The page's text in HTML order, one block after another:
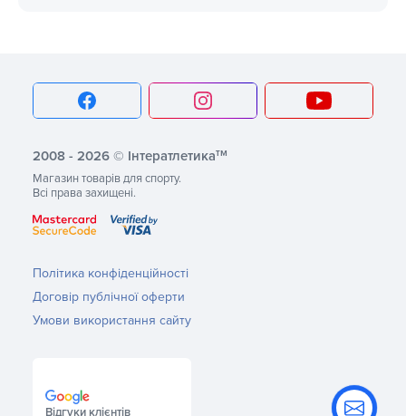
2008 - 2026 © Інтератлетикатм
Магазин товарів для спорту.
Всі права захищені.
Політика конфіденційності
Договір публічної оферти
Умови використання сайту
Відгуки клієнтів